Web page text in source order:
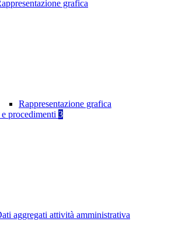
grafica
Rappresentazione grafica
procedimenti 3
aggregati attività amministrativa